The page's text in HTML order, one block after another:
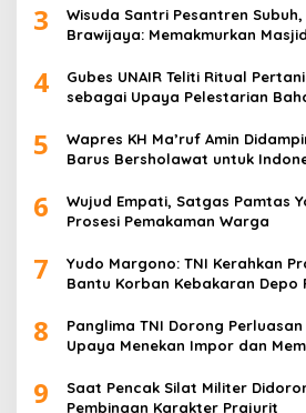
3
Wisuda Santri Pesantren
Brawijaya: Memakmurkan
4
Gubes UNAIR Teliti Ritual
sebagai Upaya Pelestarian
5
Wapres KH Ma’ruf Amin
Barus Bersholawat untuk
6
Wujud Empati, Satgas Pamtas
Prosesi Pemakaman Warga
7
Yudo Margono: TNI Kerahkan
Bantu Korban Kebakaran Depo
8
Panglima TNI Dorong
Upaya Menekan Impor dan
9
Saat Pencak Silat Militer
Pembinaan Karakter Prajurit